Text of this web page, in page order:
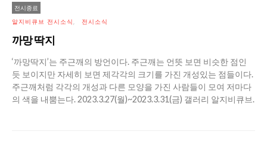
전시종료
알지비큐브 전시소식 전시소식
까망 딱지
‘까망딱지’는 주근깨의 방언이다. 주근깨는 언뜻 보면 비슷한 점인
듯 보이지만 자세히 보면 제각각의 크기를 가진 개성있는 점들이다.
주근깨처럼 각각의 개성과 다른 모양을 가진 사람들이 모여 저마다
의 색을 내뿜는다. 2023.3.27(월)~2023.3.31(금) 갤러리 알지비큐브.